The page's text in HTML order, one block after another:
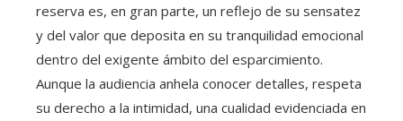
reserva es, en gran parte, un reflejo de su sensatez
y del valor que deposita en su tranquilidad emocional
dentro del exigente ámbito del esparcimiento.
Aunque la audiencia anhela conocer detalles, respeta
su derecho a la intimidad, una cualidad evidenciada en